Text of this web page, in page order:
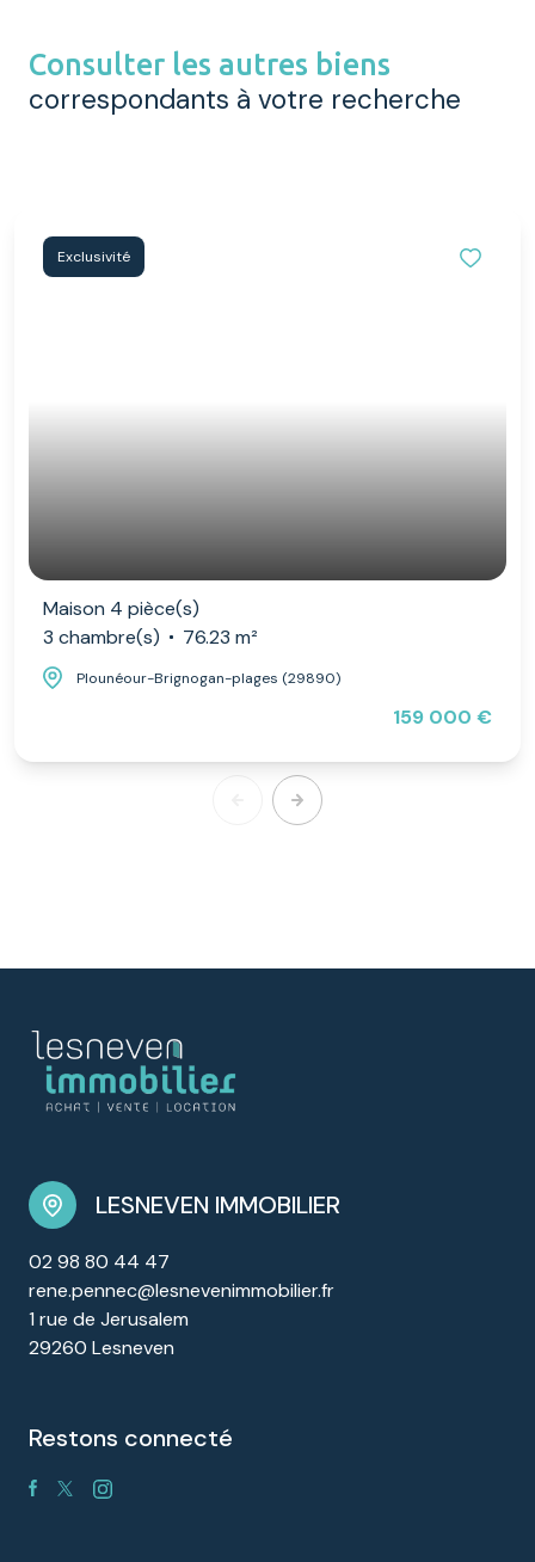
Consulter les autres biens
correspondants à votre recherche
Exclusivité
Maison 4 pièce(s)
3 chambre(s)
76.23 m²
Plounéour-Brignogan-plages (29890)
159 000 €
LESNEVEN IMMOBILIER
02 98 80 44 47
rene.pennec@lesnevenimmobilier.fr
1 rue de Jerusalem
29260 Lesneven
restons connecté